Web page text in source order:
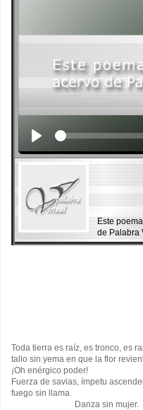
Este poema
de Palabra
Toda tierra es raíz, es tronco, es
tallo sin yema en que la flor
¡Oh enérgico poder!
Fuerza de savias, ímpetu
fuego sin llama.
Danza sin mujer.